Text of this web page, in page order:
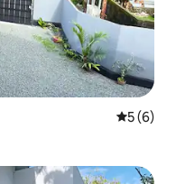
5 (6)